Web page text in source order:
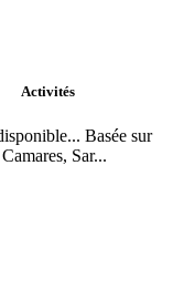
Activités
Basée sur
Sar...